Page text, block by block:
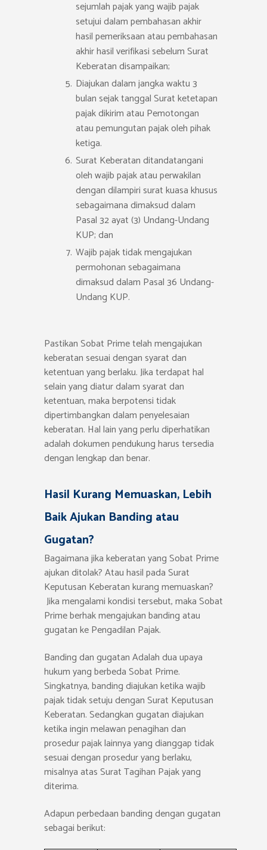
sejumlah pajak yang wajib pajak
setujui dalam pembahasan akhir
hasil pemeriksaan atau pembahasan
akhir hasil verifikasi sebelum Surat
Keberatan disampaikan;
Diajukan dalam jangka waktu 3
bulan sejak tanggal Surat ketetapan
pajak dikirim atau Pemotongan
atau pemungutan pajak oleh pihak
ketiga.
Surat Keberatan ditandatangani
oleh wajib pajak atau perwakilan
dengan dilampiri surat kuasa khusus
sebagaimana dimaksud dalam
Pasal 32 ayat (3) Undang-Undang
KUP; dan
Wajib pajak tidak mengajukan
permohonan sebagaimana
dimaksud dalam Pasal 36 Undang-
Undang KUP.
Pastikan Sobat Prime telah mengajukan
keberatan sesuai dengan syarat dan
ketentuan yang berlaku. Jika terdapat hal
selain yang diatur dalam syarat dan
ketentuan, maka berpotensi tidak
dipertimbangkan dalam penyelesaian
keberatan. Hal lain yang perlu diperhatikan
adalah dokumen pendukung harus tersedia
dengan lengkap dan benar.
Hasil Kurang Memuaskan, Lebih
Baik Ajukan Banding atau
Gugatan?
Bagaimana jika keberatan yang Sobat Prime
ajukan ditolak? Atau hasil pada Surat
Keputusan Keberatan kurang memuaskan?
Jika mengalami kondisi tersebut, maka Sobat
Prime berhak mengajukan banding atau
gugatan ke Pengadilan Pajak.
Banding dan gugatan Adalah dua upaya
hukum yang berbeda Sobat Prime.
Singkatnya, banding diajukan ketika wajib
pajak tidak setuju dengan Surat Keputusan
Keberatan. Sedangkan gugatan diajukan
ketika ingin melawan penagihan dan
prosedur pajak lainnya yang dianggap tidak
sesuai dengan prosedur yang berlaku,
misalnya atas Surat Tagihan Pajak yang
diterima.
Adapun perbedaan banding dengan gugatan
sebagai berikut: